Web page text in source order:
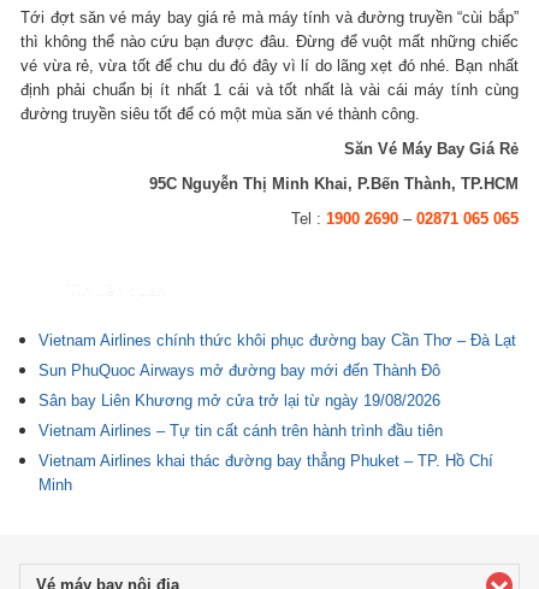
Tới đợt săn vé máy bay giá rẻ mà máy tính và đường truyền “cùi bắp”
thì không thể nào cứu bạn được đâu. Đừng để vuột mất những chiếc
vé vừa rẻ, vừa tốt để chu du đó đây vì lí do lãng xẹt đó nhé. Bạn nhất
định phải chuẩn bị ít nhất 1 cái và tốt nhất là vài cái máy tính cùng
đường truyền siêu tốt để có một mùa săn vé thành công.
Săn Vé Máy Bay Giá Rẻ
95C Nguyễn Thị Minh Khai, P.Bến Thành, TP.HCM
Tel : 1900 2690– 02871 065 065
Vietnam Airlines chính thức khôi phục đường bay Cần Thơ – Đà Lạt
Sun PhuQuoc Airways mở đường bay mới đến Thành Đô
Sân bay Liên Khương mở cửa trở lại từ ngày 19/08/2026
Vietnam Airlines – Tự tin cất cánh trên hành trình đầu tiên
Vietnam Airlines khai thác đường bay thẳng Phuket – TP. Hồ Chí
Minh
Vé máy bay nội địaclick to expand contents